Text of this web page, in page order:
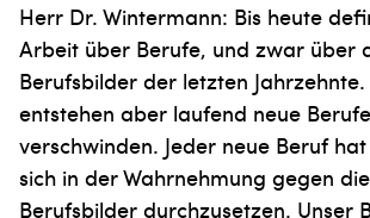
Herr Dr. Wintermann: Bis heute
Arbeit über Be­rufe, und zwar über
Berufs­bilder der letzten Jahrzehnte.
entstehen aber laufend neue
verschwinden. Jeder neue Beruf
sich in der Wahrnehmung gegen
Berufsbilder durchzusetzen. Unser